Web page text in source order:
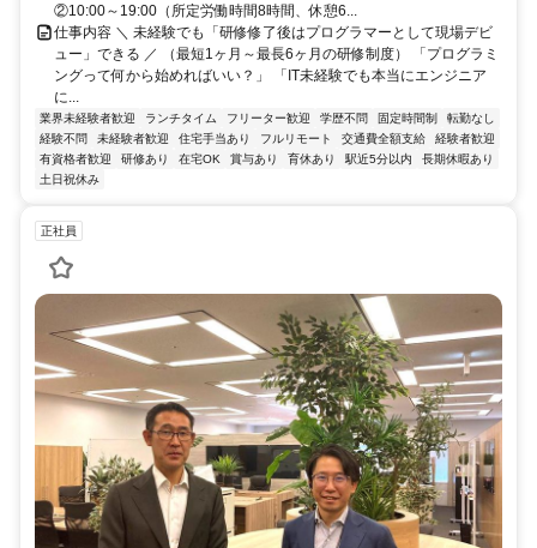
②10:00～19:00（所定労働時間8時間、休憩6...
仕事内容 ＼ 未経験でも「研修修了後はプログラマーとして現場デビ
ュー」できる ／ （最短1ヶ月～最長6ヶ月の研修制度） 「プログラミ
ングって何から始めればいい？」 「IT未経験でも本当にエンジニア
に...
業界未経験者歓迎 ランチタイム フリーター歓迎 学歴不問 固定時間制
転勤なし
経験不問
未経験者歓迎 住宅手当あり フルリモート 交通費全額支給
経験者歓迎
有資格者歓迎
研修あり 在宅OK 賞与あり 育休あり 駅近5分以内
長期休暇あり
土日祝休み
正社員